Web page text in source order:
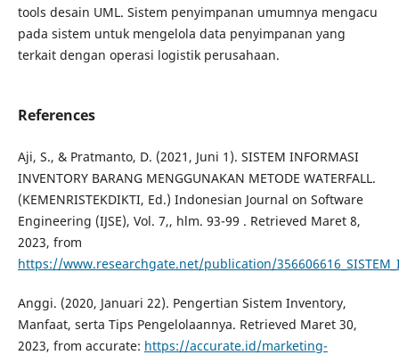
tools desain UML. Sistem penyimpanan umumnya mengacu
pada sistem untuk mengelola data penyimpanan yang
terkait dengan operasi logistik perusahaan.
References
Aji, S., & Pratmanto, D. (2021, Juni 1). SISTEM INFORMASI
INVENTORY BARANG MENGGUNAKAN METODE WATERFALL.
(KEMENRISTEKDIKTI, Ed.) Indonesian Journal on Software
Engineering (IJSE), Vol. 7,, hlm. 93-99 . Retrieved Maret 8,
2023, from
https://www.researchgate.net/publication/
Anggi. (2020, Januari 22). Pengertian Sistem Inventory,
Manfaat, serta Tips Pengelolaannya. Retrieved Maret 30,
2023, from accurate: https://accurate.id/marketing-